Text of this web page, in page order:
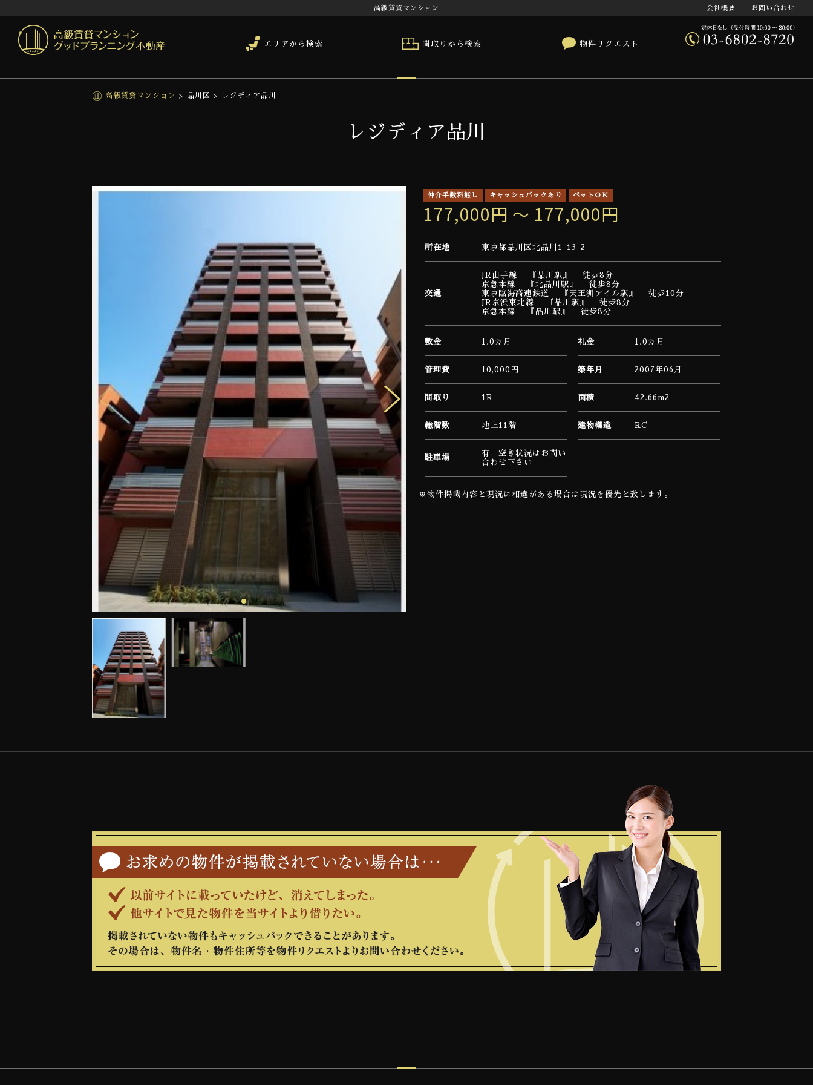
高級賃貸マンション 会社概要 お問い合わせ
エリアから検索 間取りから検索 物件リクエスト
高級賃貸マンション > 品川区 > レジディア品川
レジディア品川
仲介手数料無し キャッシュバックあり ペットＯＫ
177,000円 ～ 177,000円
所在地 東京都品川区北品川1-13-2
交通
JR山手線 『品川駅』 徒歩8分
京急本線 『北品川駅』 徒歩8分
東京臨海高速鉄道 『天王洲アイル駅』 徒歩10分
JR京浜東北線 『品川駅』 徒歩8分
京急本線 『品川駅』 徒歩8分
敷金 1.0ヵ月 礼金 1.0ヵ月
管理費 10,000円 築年月 2007年06月
間取り 1R 面積 42.66m2
総階数 地上11階 建物構造 RC
駐車場
有 空き状況はお問い
合わせ下さい
※物件掲載内容と現況に相違がある場合は現況を優先と致します。